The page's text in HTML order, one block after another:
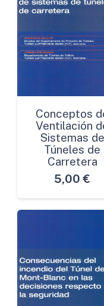
Conceptos
Ventilación
Sistemas de
Túneles de
Carretera
5,00 €